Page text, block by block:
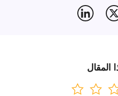
المقال